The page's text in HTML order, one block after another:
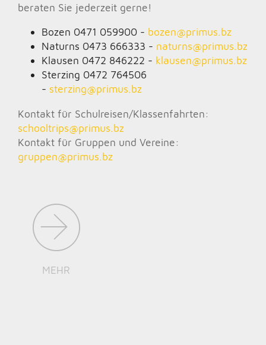
beraten Sie jederzeit gerne!
Bozen 0471 059900 - bozen@primus.bz
Naturns 0473 666333 - naturns@primus.bz
Klausen 0472 846222 - klausen@primus.bz
Sterzing 0472 764506
- sterzing@primus.bz
Kontakt für Schulreisen/Klassenfahrten:
schooltrips@primus.bz
Kontakt für Gruppen und Vereine:
gruppen@primus.bz
MEHR